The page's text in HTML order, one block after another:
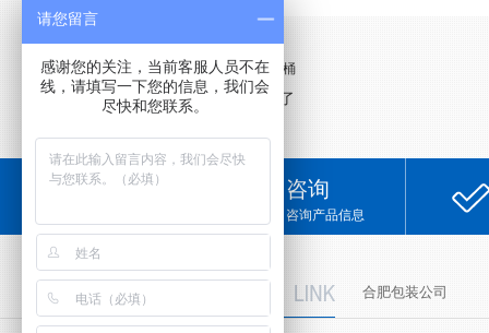
上一条：10L方桶
下一条：没有了
咨询
咨询产品信息
合肥包装公司
请您留言
感谢您的关注，当前客服人员不在
线，请填写一下您的信息，我们会
尽快和您联系。